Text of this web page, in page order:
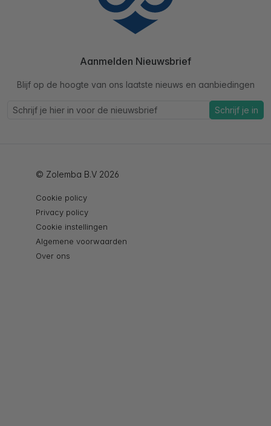
Aanmelden Nieuwsbrief
Blijf op de hoogte van ons laatste nieuws en aanbiedingen
Schrijf je in
© Zolemba B.V 2026
Cookie policy
Privacy policy
Cookie instellingen
Algemene voorwaarden
Over ons